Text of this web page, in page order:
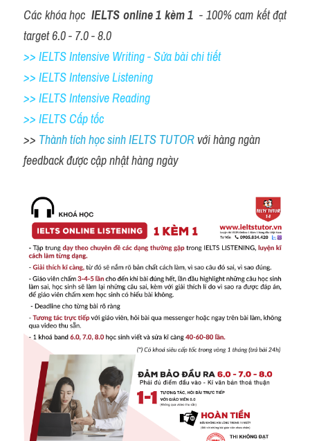
Các khóa học IELTS online 1 kèm 1 - 100% cam kết đạt
target 6.0 - 7.0 - 8.0
>> IELTS Intensive Writing - Sửa bài chi tiết
>> IELTS Intensive Listening
>> IELTS Intensive Reading
>> IELTS Cấp tốc
>> Thành tích học sinh IELTS TUTOR với hàng ngàn
feedback được cập nhật hàng ngày